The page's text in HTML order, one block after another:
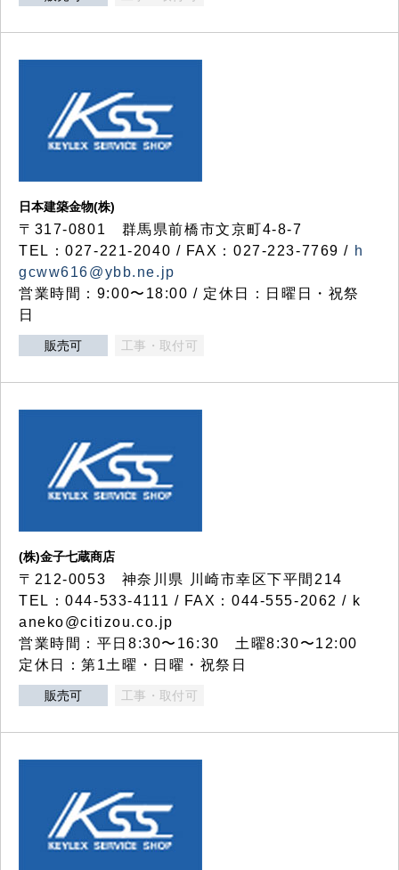
日本建築金物(株)
〒317‐0801 群馬県前橋市文京町4-8-7
TEL：027-221-2040 / FAX：027-223-7769 / h
gcww616@ybb.ne.jp
営業時間：9:00〜18:00 / 定休日：日曜日・祝祭
日
販売可 工事・取付可
(株)金子七蔵商店
〒212-0053 神奈川県 川崎市幸区下平間214
TEL：044-533-4111 / FAX：044-555-2062 / k
aneko@citizou.co.jp
営業時間：平日8:30〜16:30 土曜8:30〜12:00
定休日：第1土曜・日曜・祝祭日
販売可 工事・取付可